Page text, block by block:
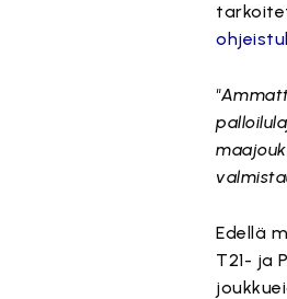
Edellä
T21- ja